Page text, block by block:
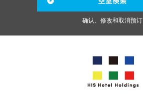
确认、修改和取消预订